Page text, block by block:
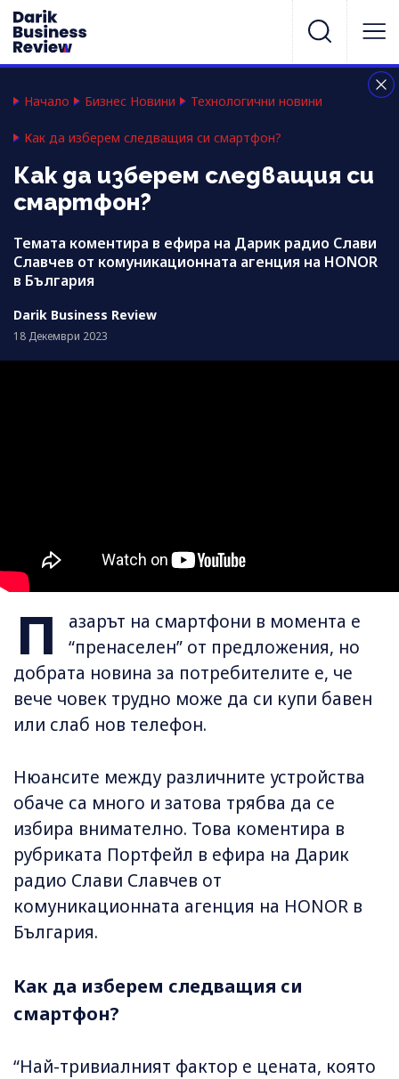
Начало Бизнес Новини Технологични новини
Как да изберем следващия си смартфон?
Как да изберем следващия си
смартфон?
Темата коментира в ефира на Дарик радио Слави
Славчев от комуникационната агенция на HONOR
в България
Darik Business Review
18 Декември 2023
П
азарът на смартфони в момента е
“пренаселен” от предложения, но
добрата новина за потребителите е, че
вече човек трудно може да си купи бавен
или слаб нов телефон.
Нюансите между различните устройства
обаче са много и затова трябва да се
избира внимателно. Това коментира в
рубриката Портфейл в ефира на Дарик
радио Слави Славчев от
комуникационната агенция на HONOR в
България.
Как да изберем следващия си
смартфон?
“Най-тривиалният фактор е цената, която